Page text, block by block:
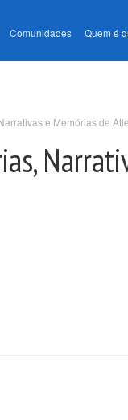
Comunidades Quem é
e Memórias de